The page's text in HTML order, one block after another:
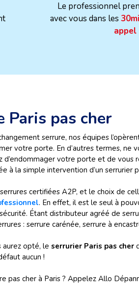
Le professionnel
avec vous dans les
appel
Paris pas cher
serrure, nos équipes
votre porte. En d’autres termes, ne
d’endommager votre porte et de
à la simple intervention d’un
certifiées A2P, et le choix de
. En effet, il est le seul à
Étant distributeur agréé de
: serrure carénée, serrure à
aurez opté, le serrurier Paris pas cher
aucun !
pas cher à Paris ? Appelez Allo